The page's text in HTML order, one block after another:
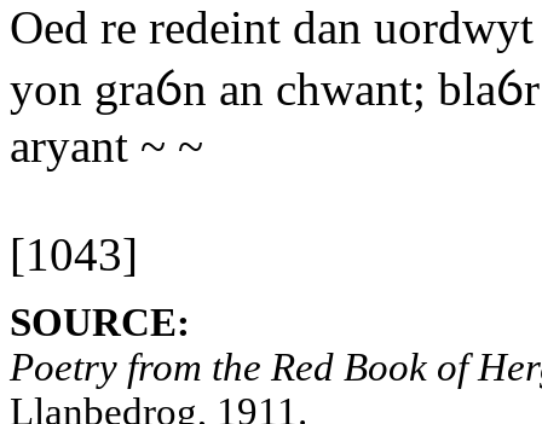
Oed re redeint dan
yon graỽn an chwant;
aryant ~ ~
[1043]
SOURCE:
Poetry from the Red Book of
Llanbedrog, 1911.